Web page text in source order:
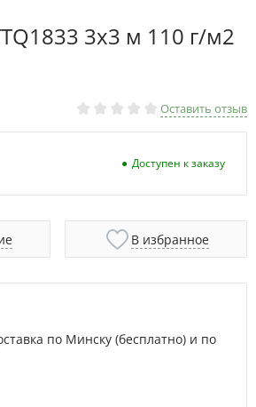
3x3 м 110 г/м2
Оставить отзыв
Доступен к заказу
В избранное
по Минску (бесплатно) и по